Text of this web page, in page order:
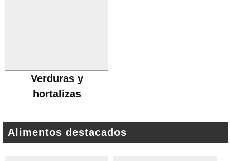
Verduras y
hortalizas
Alimentos destacados